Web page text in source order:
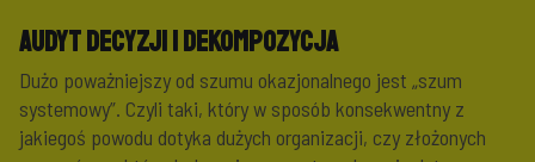
Audyt decyzji i dekompozycja
Dużo poważniejszy od szumu okazjonalnego jest „szum
systemowy”. Czyli taki, który w sposób konsekwentny z
jakiegoś powodu dotyka dużych organizacji, czy złożonych